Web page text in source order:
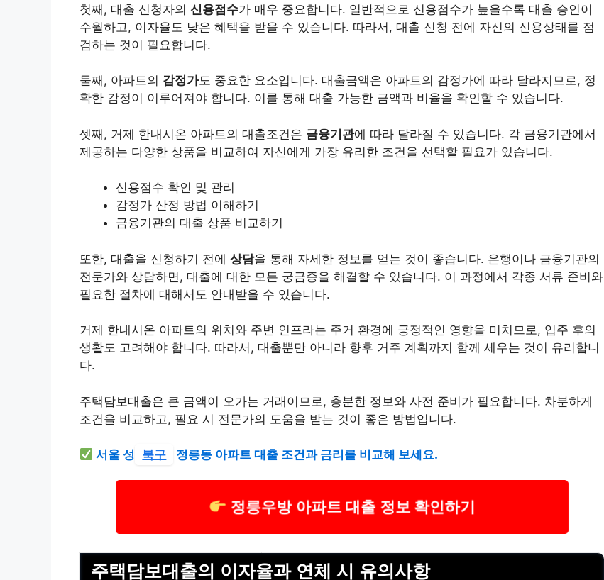
첫째, 대출 신청자의 신용점수가 매우 중요합니다. 일반적으로 신용점수가 높을수록 대출 승인이
수월하고, 이자율도 낮은 혜택을 받을 수 있습니다. 따라서, 대출 신청 전에 자신의 신용상태를 점
검하는 것이 필요합니다.
둘째, 아파트의 감정가도 중요한 요소입니다. 대출금액은 아파트의 감정가에 따라 달라지므로, 정
확한 감정이 이루어져야 합니다. 이를 통해 대출 가능한 금액과 비율을 확인할 수 있습니다.
셋째, 거제 한내시온 아파트의 대출조건은 금융기관에 따라 달라질 수 있습니다. 각 금융기관에서
제공하는 다양한 상품을 비교하여 자신에게 가장 유리한 조건을 선택할 필요가 있습니다.
신용점수 확인 및 관리
감정가 산정 방법 이해하기
금융기관의 대출 상품 비교하기
또한, 대출을 신청하기 전에 상담을 통해 자세한 정보를 얻는 것이 좋습니다. 은행이나 금융기관의
전문가와 상담하면, 대출에 대한 모든 궁금증을 해결할 수 있습니다. 이 과정에서 각종 서류 준비와
필요한 절차에 대해서도 안내받을 수 있습니다.
거제 한내시온 아파트의 위치와 주변 인프라는 주거 환경에 긍정적인 영향을 미치므로, 입주 후의
생활도 고려해야 합니다. 따라서, 대출뿐만 아니라 향후 거주 계획까지 함께 세우는 것이 유리합니
다.
주택담보대출은 큰 금액이 오가는 거래이므로, 충분한 정보와 사전 준비가 필요합니다. 차분하게
조건을 비교하고, 필요 시 전문가의 도움을 받는 것이 좋은 방법입니다.
서울 성 북구 정릉동 아파트 대출 조건과 금리를 비교해 보세요.
정릉우방 아파트 대출 정보 확인하기
주택담보대출의 이자율과 연체 시 유의사항